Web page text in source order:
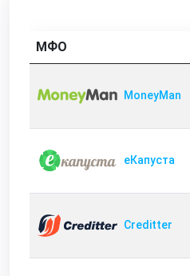
МФО
MoneyMan
еКапуста
Creditter